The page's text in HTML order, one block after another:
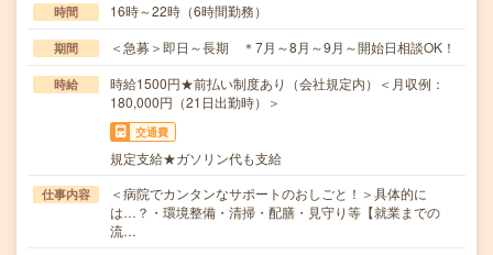
時間 16時～22時（6時間勤務）
期間 ＜急募＞即日～長期 ＊7月～8月～9月～開始日相談OK！
時給
時給1500円★前払い制度あり（会社規定内）＜月収例：
180,000円（21日出勤時）＞
交通費
規定支給★ガソリン代も支給
仕事内容
＜病院でカンタンなサポートのおしごと！＞具体的に
は…？・環境整備・清掃・配膳・見守り等【就業までの
流…